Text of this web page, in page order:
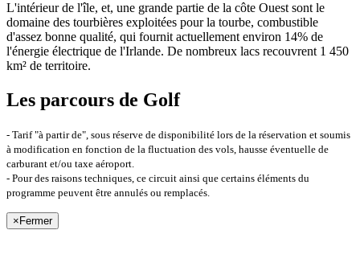
L'intérieur de l'île, et, une grande partie de la côte Ouest sont le
domaine des tourbières exploitées pour la tourbe, combustible
d'assez bonne qualité, qui fournit actuellement environ 14% de
l'énergie électrique de l'Irlande. De nombreux lacs recouvrent 1 450
km² de territoire.
Les parcours de Golf
- Tarif "à partir de", sous réserve de disponibilité lors de la réservation et soumis
à modification en fonction de la fluctuation des vols, hausse éventuelle de
carburant et/ou taxe aéroport.
- Pour des raisons techniques, ce circuit ainsi que certains éléments du
programme peuvent être annulés ou remplacés.
× Fermer